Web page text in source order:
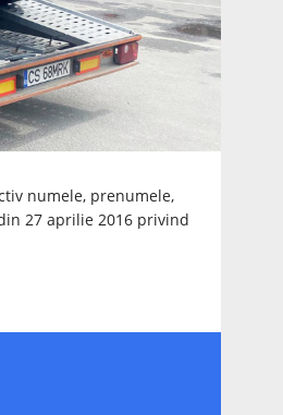
numele, prenumele,
27 aprilie 2016 privind